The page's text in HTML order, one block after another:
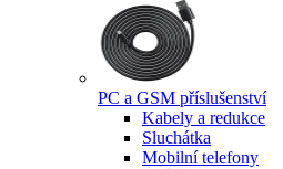
PC a GSM příslušenství
Kabely a redukce
Sluchátka
Mobilní telefony